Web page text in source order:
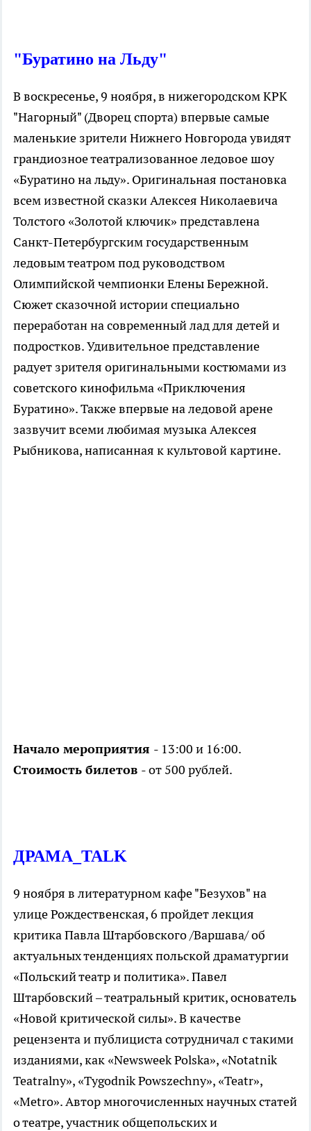
"Буратино на Льду"
В воскресенье, 9 ноября, в нижегородском КРК
"Нагорный" (Дворец спорта) впервые самые
маленькие зрители Нижнего Новгорода увидят
грандиозное театрализованное ледовое шоу
«Буратино на льду». Оригинальная постановка
всем известной сказки Алексея Николаевича
Толстого «Золотой ключик» представлена
Санкт-Петербургским государственным
ледовым театром под руководством
Олимпийской чемпионки Елены Бережной.
Сюжет сказочной истории специально
переработан на современный лад для детей и
подростков. Удивительное представление
радует зрителя оригинальными костюмами из
советского кинофильма «Приключения
Буратино». Также впервые на ледовой арене
зазвучит всеми любимая музыка Алексея
Рыбникова, написанная к культовой картине.
Начало мероприятия - 13:00 и 16:00.
Стоимость билетов - от 500 рублей.
ДРАМА_TALK
9 ноября в литературном кафе "Безухов" на
улице Рождественская, 6 пройдет лекция
критика Павла Штарбовского /Варшава/ об
актуальных тенденциях польской драматургии
«Польский театр и политика». Павел
Штарбовский – театральный критик, основатель
«Новой критической силы». В качестве
рецензента и публициста сотрудничал с такими
изданиями, как «Newsweek Polska», «Notatnik
Teatralny», «Tygodnik Powszechny», «Teatr»,
«Metro». Автор многочисленных научных статей
о театре, участник общепольских и